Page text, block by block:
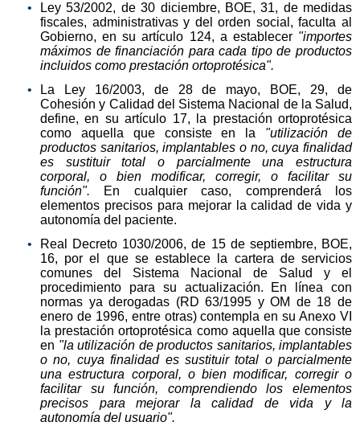
Ley 53/2002, de 30 diciembre, BOE, 31, de medidas
fiscales, administrativas y del orden social, faculta al
Gobierno, en su artículo 124, a establecer "importes
máximos de financiación para cada tipo de productos
incluidos como prestación ortoprotésica".
La Ley 16/2003, de 28 de mayo, BOE, 29, de
Cohesión y Calidad del Sistema Nacional de la Salud,
define, en su artículo 17, la prestación ortoprotésica
como aquella que consiste en la "utilización de
productos sanitarios, implantables o no, cuya finalidad
es sustituir total o parcialmente una estructura
corporal, o bien modificar, corregir, o facilitar su
función". En cualquier caso, comprenderá los
elementos precisos para mejorar la calidad de vida y
autonomía del paciente.
Real Decreto 1030/2006, de 15 de septiembre, BOE,
16, por el que se establece la cartera de servicios
comunes del Sistema Nacional de Salud y el
procedimiento para su actualización. En línea con
normas ya derogadas (RD 63/1995 y OM de 18 de
enero de 1996, entre otras) contempla en su Anexo VI
la prestación ortoprotésica como aquella que consiste
en "la utilización de productos sanitarios, implantables
o no, cuya finalidad es sustituir total o parcialmente
una estructura corporal, o bien modificar, corregir o
facilitar su función, comprendiendo los elementos
precisos para mejorar la calidad de vida y la
autonomía del usuario".